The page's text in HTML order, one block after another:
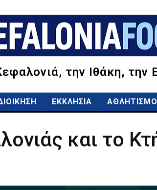
την Ιθάκη,
ΕΚΚΛΗΣΙΑ
και το